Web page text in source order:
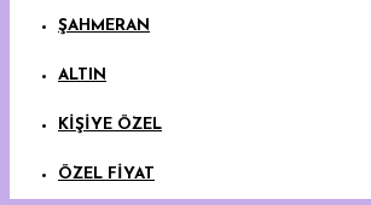
ŞAHMERAN
ALTIN
KİŞİYE ÖZEL
ÖZEL FİYAT